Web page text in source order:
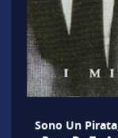
Sono Un